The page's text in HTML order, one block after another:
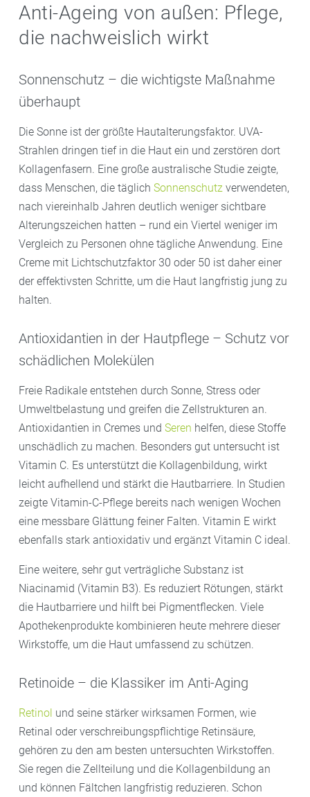
Anti-Ageing von außen: Pflege,
die nachweislich wirkt
Sonnenschutz – die wichtigste Maßnahme
überhaupt
Die Sonne ist der größte Hautalterungsfaktor. UVA-
Strahlen dringen tief in die Haut ein und zerstören dort
Kollagenfasern. Eine große australische Studie zeigte,
dass Menschen, die täglich Sonnenschutz verwendeten,
nach viereinhalb Jahren deutlich weniger sichtbare
Alterungszeichen hatten – rund ein Viertel weniger im
Vergleich zu Personen ohne tägliche Anwendung. Eine
Creme mit Lichtschutzfaktor 30 oder 50 ist daher einer
der effektivsten Schritte, um die Haut langfristig jung zu
halten.
Antioxidantien in der Hautpflege – Schutz vor
schädlichen Molekülen
Freie Radikale entstehen durch Sonne, Stress oder
Umweltbelastung und greifen die Zellstrukturen an.
Antioxidantien in Cremes und Seren helfen, diese Stoffe
unschädlich zu machen. Besonders gut untersucht ist
Vitamin C. Es unterstützt die Kollagenbildung, wirkt
leicht aufhellend und stärkt die Hautbarriere. In Studien
zeigte Vitamin-C-Pflege bereits nach wenigen Wochen
eine messbare Glättung feiner Falten. Vitamin E wirkt
ebenfalls stark antioxidativ und ergänzt Vitamin C ideal.
Eine weitere, sehr gut verträgliche Substanz ist
Niacinamid (Vitamin B3). Es reduziert Rötungen, stärkt
die Hautbarriere und hilft bei Pigmentflecken. Viele
Apothekenprodukte kombinieren heute mehrere dieser
Wirkstoffe, um die Haut umfassend zu schützen.
Retinoide – die Klassiker im Anti-Aging
Retinol und seine stärker wirksamen Formen, wie
Retinal oder verschreibungspflichtige Retinsäure,
gehören zu den am besten untersuchten Wirkstoffen.
Sie regen die Zellteilung und die Kollagenbildung an
und können Fältchen langfristig reduzieren. Schon